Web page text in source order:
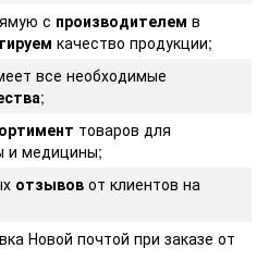
с производителем в
качество продукции;
все необходимые
;
товаров для
и медицины;
отзывов от клиентов на
Новой почтой при заказе от